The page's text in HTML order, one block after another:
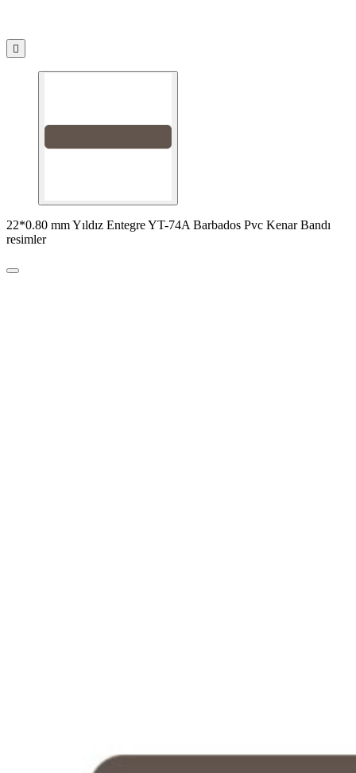

22*0.80 mm Yıldız Entegre YT-74A Barbados Pvc Kenar Bandı
resimler